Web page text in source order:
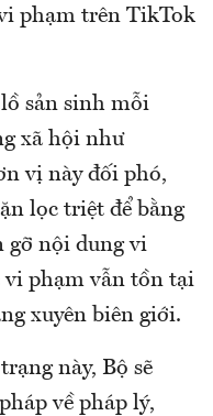
phạm trên TikTok
sản sinh mỗi
xã hội như
vị này đối phó,
lọc triệt để bằng
gỡ nội dung vi
vi phạm vẫn tồn tại
xuyên biên giới.
này, Bộ sẽ
về pháp lý,